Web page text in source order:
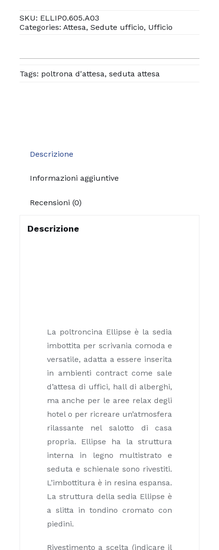
SKU: ELLIP0.605.A03
Categories: Attesa, Sedute ufficio, Ufficio
Tags: poltrona d'attesa, seduta attesa
Descrizione
Informazioni aggiuntive
Recensioni (0)
Descrizione
La poltroncina Ellipse è la sedia
imbottita per scrivania comoda e
versatile, adatta a essere inserita
in ambienti contract come sale
d’attesa di uffici, hall di alberghi,
ma anche per le aree relax degli
hotel o per ricreare un’atmosfera
rilassante nel salotto di casa
propria. Ellipse ha la struttura
interna in legno multistrato e
seduta e schienale sono rivestiti.
L’imbottitura è in resina espansa.
La struttura della sedia Ellipse è
a slitta in tondino cromato con
piedini.
Rivestimento a scelta (indicare il